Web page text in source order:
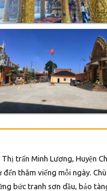
trấn Minh Lương, Huyện
thăm viếng mỗi ngày.
bức tranh sơn dầu, bảo